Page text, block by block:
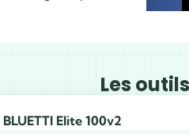
Les
Elite 100v2